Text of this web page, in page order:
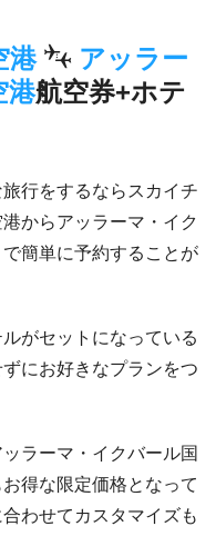
港
アッラー
港航空券+ホテ
行をするならスカイチ
からアッラーマ・イク
簡単に予約することが
がセットになっている
にお好きなプランをつ
ラーマ・イクバール国
得な限定価格となって
わせてカスタマイズも